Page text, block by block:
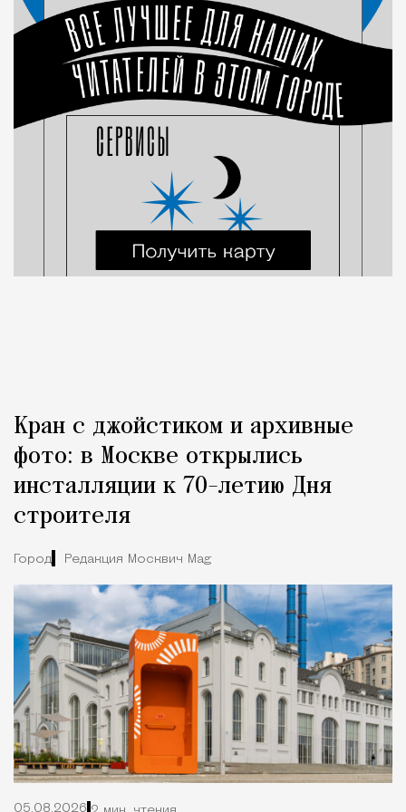
Кран с джойстиком и архивные
фото: в Москве открылись
инсталляции к 70-летию Дня
строителя
Город Редакция Москвич Mag
05.08.2026